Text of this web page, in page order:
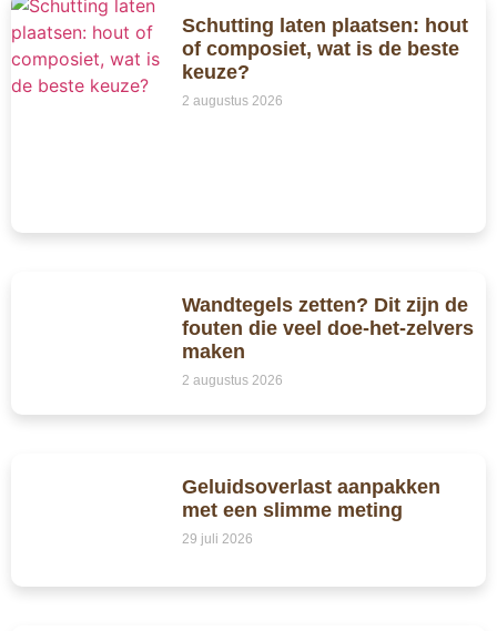
Schutting laten plaatsen: hout
of composiet, wat is de beste
keuze?
2 augustus 2026
Wandtegels zetten? Dit zijn de
fouten die veel doe-het-zelvers
maken
2 augustus 2026
Geluidsoverlast aanpakken
met een slimme meting
29 juli 2026